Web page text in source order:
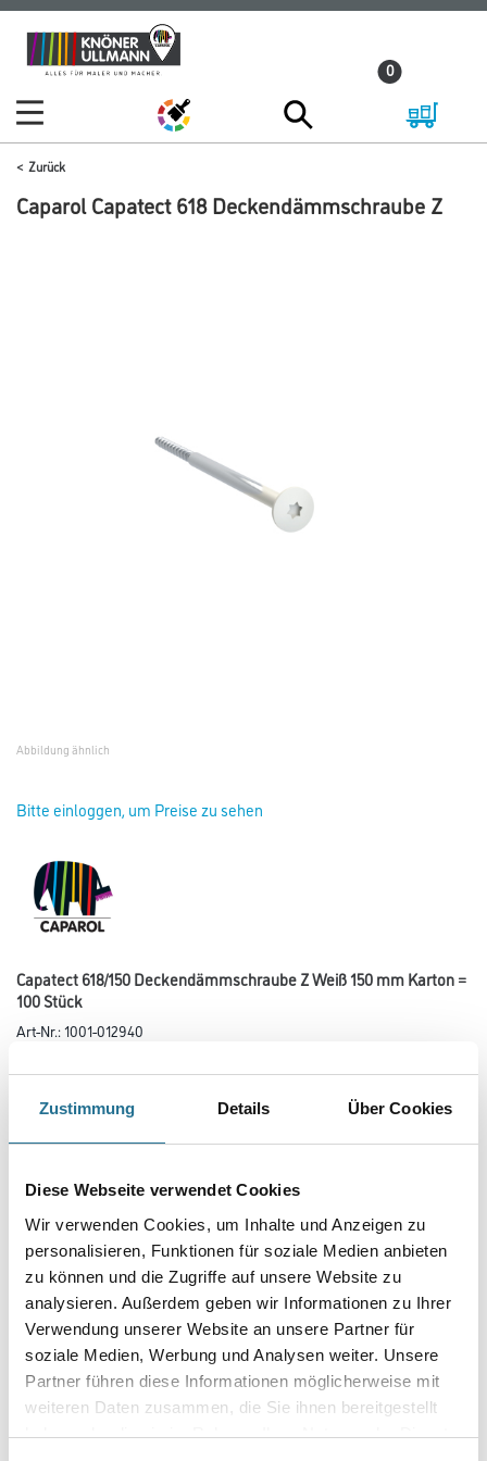
Zustimmung Details Über Cookies
Diese Webseite verwendet Cookies
Wir verwenden Cookies, um Inhalte und Anzeigen zu
personalisieren, Funktionen für soziale Medien anbieten
zu können und die Zugriffe auf unsere Website zu
analysieren. Außerdem geben wir Informationen zu Ihrer
Verwendung unserer Website an unsere Partner für
soziale Medien, Werbung und Analysen weiter. Unsere
Partner führen diese Informationen möglicherweise mit
weiteren Daten zusammen, die Sie ihnen bereitgestellt
haben oder die sie im Rahmen Ihrer Nutzung der Dienste
Zum
Inhalt
Zum
Navigationsmenü
0
Zurück
Caparol Capatect 618 Deckendämmschraube Z
Abbildung ähnlich
Bitte einloggen, um Preise zu sehen
Capatect 618/150 Deckendämmschraube Z Weiß 150 mm Karton =
100 Stück
Art-Nr.:1001-012940
Befestigung von Deckendämmungen in Kombination mit dem Capatect
Deckendämmteller DDT.
Länge in centimeter
Gebinde
Variante